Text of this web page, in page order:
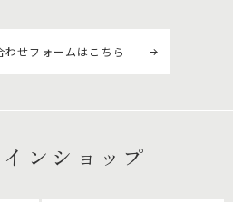
わせフォームはこちら
ンショップ